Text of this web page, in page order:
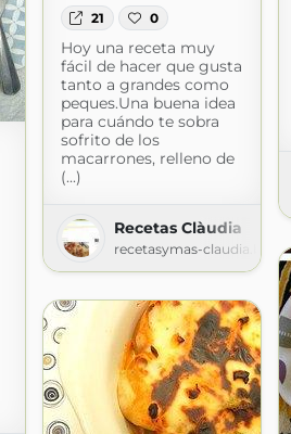
21 0
Hoy una receta muy
fácil de hacer que gusta
tanto a grandes como
peques.Una buena idea
para cuándo te sobra
sofrito de los
macarrones, relleno de
(...)
Recetas Clàudia
recetasymas-